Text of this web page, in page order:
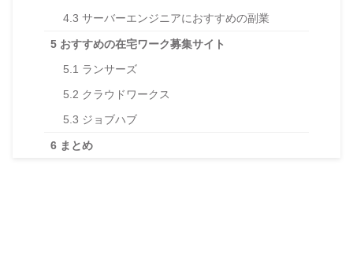
4.3 サーバーエンジニアにおすすめの副業
5 おすすめの在宅ワーク募集サイト
5.1 ランサーズ
5.2 クラウドワークス
5.3 ジョブハブ
6 まとめ